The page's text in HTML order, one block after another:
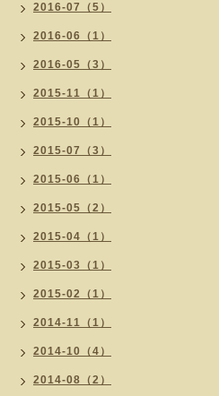
2016-07（5）
2016-06（1）
2016-05（3）
2015-11（1）
2015-10（1）
2015-07（3）
2015-06（1）
2015-05（2）
2015-04（1）
2015-03（1）
2015-02（1）
2014-11（1）
2014-10（4）
2014-08（2）